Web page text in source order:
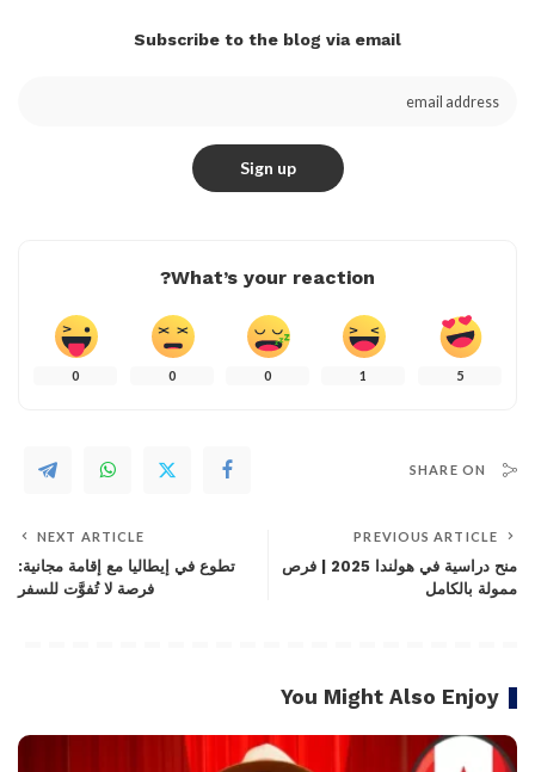
Subscribe to the blog via email
What’s your reaction?
5
1
0
0
0
SHARE ON
PREVIOUS ARTICLE
منح دراسية في هولندا 2025 | فرص
ممولة بالكامل
NEXT ARTICLE
تطوع في إيطاليا مع إقامة مجانية:
فرصة لا تُفوَّت للسفر
You Might Also Enjoy